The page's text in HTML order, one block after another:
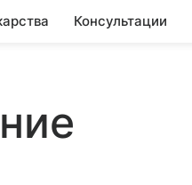
Консультации